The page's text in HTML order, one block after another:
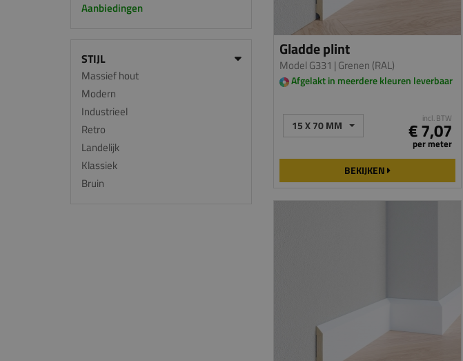
Aanbiedingen
STIJL
Massief hout
Modern
Industrieel
Retro
Landelijk
Klassiek
Bruin
Gladde plint
Model G331 | Grenen (RAL)
Afgelakt in meerdere kleuren leverbaar
15 X 70 MM incl. BTW
€ 7,07
per meter
BEKIJKEN